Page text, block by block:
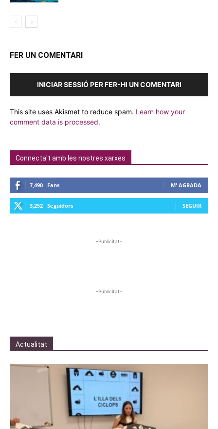
FER UN COMENTARI
INICIAR SESSIÓ PER FER-HI UN COMENTARI
This site uses Akismet to reduce spam. Learn how your
comment data is processed.
Connecta't amb les nostres xarxes
7,490 Fans M' AGRADA
3,252 Seguidors SEGUIR
-Publicitat-
-Publicitat-
Actualitat